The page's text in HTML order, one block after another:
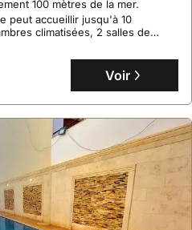
100 mètres de la mer.
peut accueillir jusqu'à 10
climatisées, 2 salles de
piscine chauffée pour un
Voir